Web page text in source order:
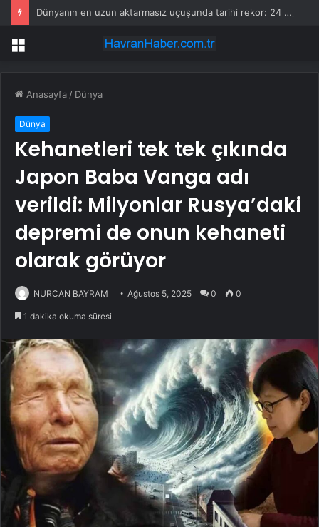
Dünyanın en uzun aktarmasız uçuşunda tarihi rekor: 24 saatten fazla havada kaldılar
Menü
Anasayfa / Dünya
Dünya
Kehanetleri tek tek çıkında
Japon Baba Vanga adı
verildi: Milyonlar Rusya’daki
depremi de onun kehaneti
olarak görüyor
NURCAN BAYRAM Ağustos 5, 2025 0 0
1 dakika okuma süresi